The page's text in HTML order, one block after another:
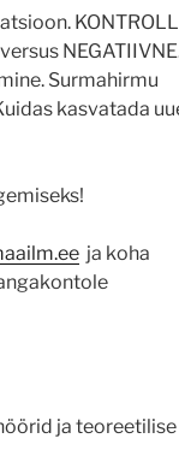
KONTROLL
Surmahirmu
kasvatada
ja koha
ja teoreetilise